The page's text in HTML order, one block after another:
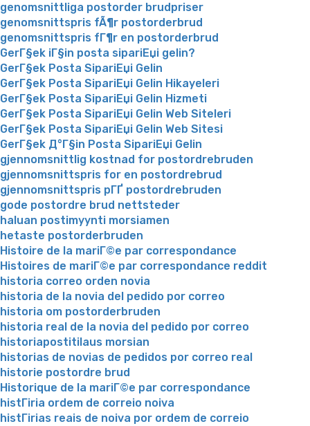
genomsnittliga postorder brudpriser
genomsnittspris fÃ¶r postorderbrud
genomsnittspris fГ¶r en postorderbrud
GerГ§ek iГ§in posta sipariЕџi gelin?
GerГ§ek Posta SipariЕџi Gelin
GerГ§ek Posta SipariЕџi Gelin Hikayeleri
GerГ§ek Posta SipariЕџi Gelin Hizmeti
GerГ§ek Posta SipariЕџi Gelin Web Siteleri
GerГ§ek Posta SipariЕџi Gelin Web Sitesi
GerГ§ek Д°Г§in Posta SipariЕџi Gelin
gjennomsnittlig kostnad for postordrebruden
gjennomsnittspris for en postordrebrud
gjennomsnittspris pГҐ postordrebruden
gode postordre brud nettsteder
haluan postimyynti morsiamen
hetaste postorderbruden
Histoire de la mariГ©e par correspondance
Histoires de mariГ©e par correspondance reddit
historia correo orden novia
historia de la novia del pedido por correo
historia om postorderbruden
historia real de la novia del pedido por correo
historiapostitilaus morsian
historias de novias de pedidos por correo real
historie postordre brud
Historique de la mariГ©e par correspondance
histГіria ordem de correio noiva
histГіrias reais de noiva por ordem de correio